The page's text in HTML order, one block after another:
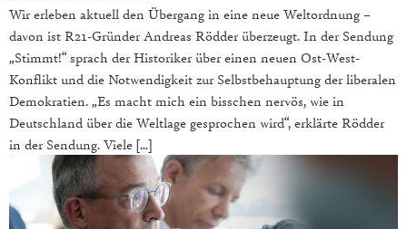
Wir erleben aktuell den Übergang in eine neue Weltordnung –
davon ist R21-Gründer Andreas Rödder überzeugt. In der Sendung
„Stimmt!“ sprach der Historiker über einen neuen Ost-West-
Konflikt und die Notwendigkeit zur Selbstbehauptung der liberalen
Demokratien. „Es macht mich ein bisschen nervös, wie in
Deutschland über die Weltlage gesprochen wird“, erklärte Rödder
in der Sendung. Viele […]